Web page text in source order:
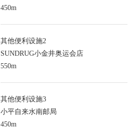
450m
其他便利设施2
SUNDRUG小金井奥运会店
550m
其他便利设施3
小平自来水南邮局
450m